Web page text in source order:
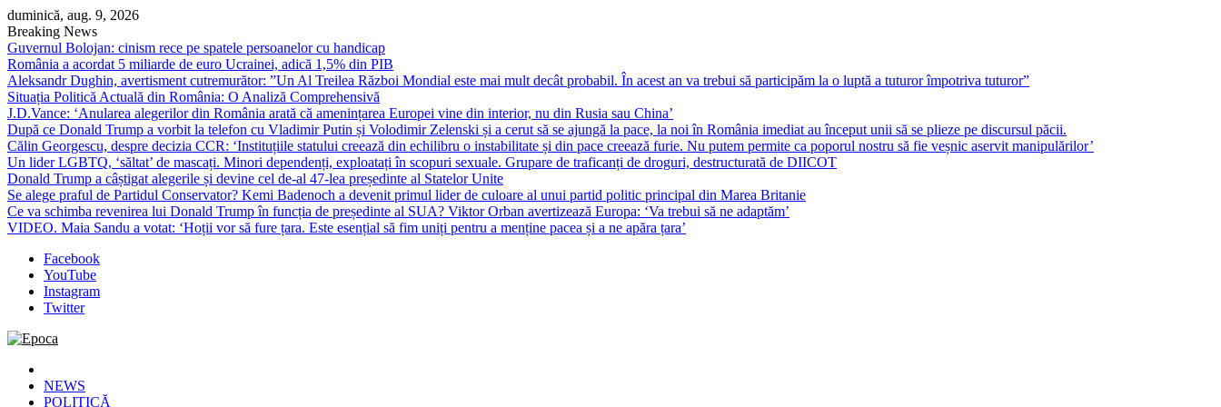
Skip
to
content
duminică, aug. 9, 2026
Breaking News
Guvernul Bolojan: cinism rece pe spatele persoanelor cu handicap
România a acordat 5 miliarde de euro Ucrainei, adică 1,5% din PIB
Aleksandr Dughin, avertisment cutremurător: ”Un Al Treilea Război Mondial este mai mult decât probabil. În acest an va trebui să participăm la o luptă a tuturor împotriva tuturor”
Situația Politică Actuală din România: O Analiză Comprehensivă
J.D.Vance: ‘Anularea alegerilor din România arată că amenințarea Europei vine din interior, nu din Rusia sau China’
După ce Donald Trump a vorbit la telefon cu Vladimir Putin și Volodimir Zelenski și a cerut să se ajungă la pace, la noi în România imediat au început unii să se plieze pe discursul păcii.
Călin Georgescu, despre decizia CCR: ‘Instituțiile statului creează din echilibru o instabilitate și din pace creează furie. Nu putem permite ca poporul nostru să fie veșnic aservit manipulărilor’
Un lider LGBTQ, ‘săltat’ de mascați. Minori dependenți, exploatați în scopuri sexuale. Grupare de traficanți de droguri, destructurată de DIICOT
Donald Trump a câștigat alegerile și devine cel de-al 47-lea președinte al Statelor Unite
Se alege praful de Partidul Conservator? Kemi Badenoch a devenit primul lider de culoare al unui partid politic principal din Marea Britanie
Ce va schimba revenirea lui Donald Trump în funcția de președinte al SUA? Viktor Orban avertizează Europa: ‘Va trebui să ne adaptăm’
VIDEO. Maia Sandu a votat: ‘Hoții vor să fure țara. Este esențial să fim uniți pentru a menține pacea și a ne apăra țara’
Facebook
YouTube
Instagram
Twitter
Epoca
Cele mai noi știri online din România
NEWS
POLITICĂ